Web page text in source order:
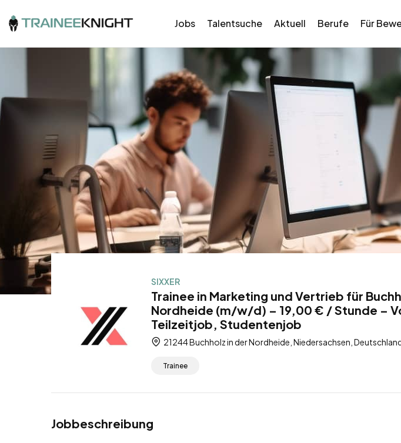
Jobs Talentsuche Aktuell Berufe Für
SIXXER
Trainee in Marketing und Vertrieb für
Nordheide (m/w/d) – 19,00 € / Stunde –
Teilzeitjob, Studentenjob
21244 Buchholz in der Nordheide, Niedersachsen,
Trainee
Jobbeschreibung